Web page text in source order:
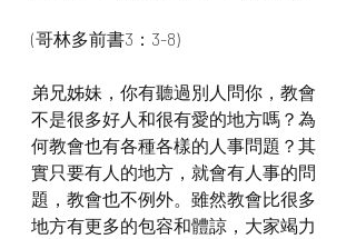
(哥林多前書3：3-8)
弟兄姊妹，你有聽過別人問你，教會
不是很多好人和很有愛的地方嗎？為
何教會也有各種各樣的人事問題？其
實只要有人的地方，就會有人事的問
題，教會也不例外。雖然教會比很多
地方有更多的包容和體諒，大家竭力